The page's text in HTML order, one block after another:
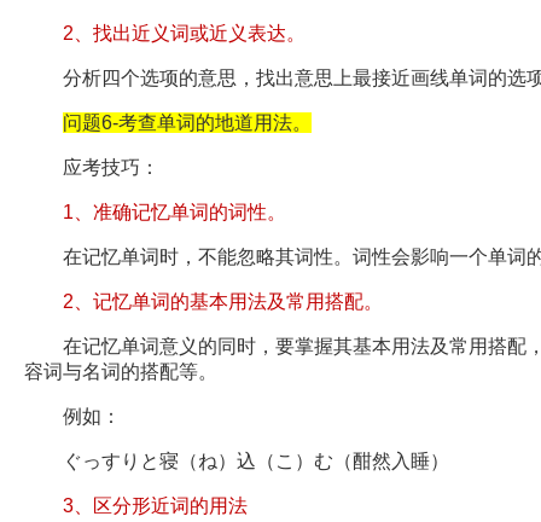
2、找出近义词或近义表达。
分析四个选项的意思，找出意思上最接近画线单词的选
问题6-考查单词的地道用法。
应考技巧：
1、准确记忆单词的词性。
在记忆单词时，不能忽略其词性。词性会影响一个单词
2、记忆单词的基本用法及常用搭配。
在记忆单词意义的同时，要掌握其基本用法及常用搭配
容词与名词的搭配等。
例如：
ぐっすりと寝（ね）込（こ）む（酣然入睡）
3、区分形近词的用法